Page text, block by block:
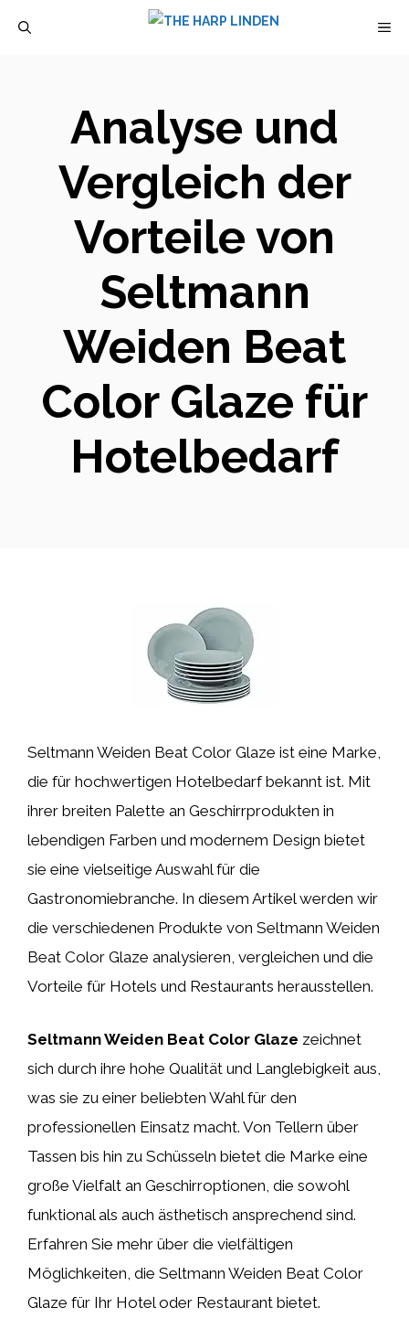
Analyse und
Vergleich der
Vorteile von
Seltmann
Weiden Beat
Color Glaze für
Hotelbedarf
Seltmann Weiden Beat Color Glaze ist eine Marke,
die für hochwertigen Hotelbedarf bekannt ist. Mit
ihrer breiten Palette an Geschirrprodukten in
lebendigen Farben und modernem Design bietet
sie eine vielseitige Auswahl für die
Gastronomiebranche. In diesem Artikel werden wir
die verschiedenen Produkte von Seltmann Weiden
Beat Color Glaze analysieren, vergleichen und die
Vorteile für Hotels und Restaurants herausstellen.
Seltmann Weiden Beat Color Glaze zeichnet
sich durch ihre hohe Qualität und Langlebigkeit aus,
was sie zu einer beliebten Wahl für den
professionellen Einsatz macht. Von Tellern über
Tassen bis hin zu Schüsseln bietet die Marke eine
große Vielfalt an Geschirroptionen, die sowohl
funktional als auch ästhetisch ansprechend sind.
Erfahren Sie mehr über die vielfältigen
Möglichkeiten, die Seltmann Weiden Beat Color
Glaze für Ihr Hotel oder Restaurant bietet.